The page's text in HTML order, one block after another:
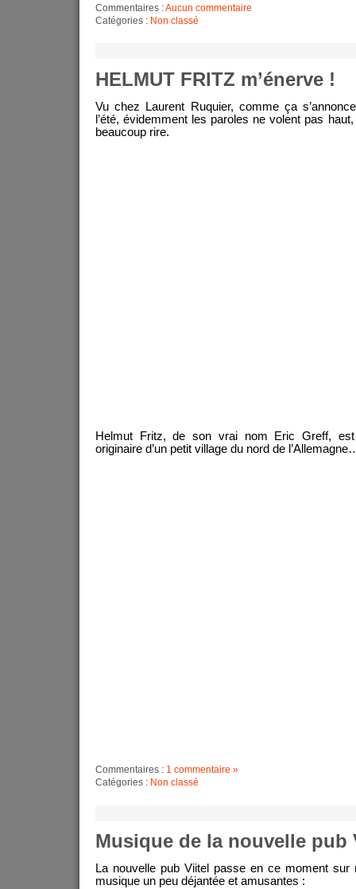
Commentaires :Aucun commentaire
Catégories : Non classé
HELMUT FRITZ m’énerve !
Vu chez Laurent Ruquier, comme ça
l’été, évidemment les paroles ne volent pas
beaucoup rire.
Helmut Fritz, de son vrai nom Eric Greff, est
originaire d’un petit village du nord de
Commentaires : 1 commentaire »
Catégories : Non classé
Musique de la nouvelle pub
La nouvelle pub Viitel passe en ce moment
musique un peu déjantée et amusantes :